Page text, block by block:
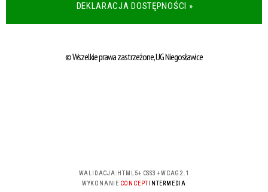
DEKLARACJA DOSTĘPNOŚCI »
© Wszelkie prawa zastrzeżone, UG Niegosławice
WALIDACJA: HTML5+ CSS3 +WCAG 2.1
WYKONANIE CONCEPT INTERMEDIA